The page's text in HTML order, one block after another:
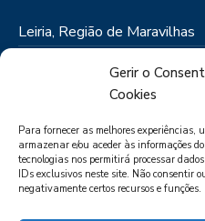
Gerir o
Cookies
Para fornecer as melhores experiências,
armazenar e/ou aceder às informações
tecnologias nos permitirá processar
IDs exclusivos neste site. Não consentir
negativamente certos recursos e funções.
Leiria, Região de Maravilhas
Roteiros